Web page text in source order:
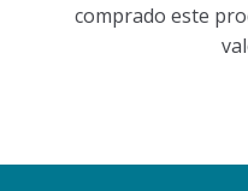
comprado este